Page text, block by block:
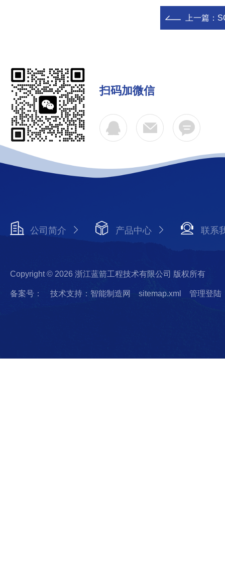
上一篇：
扫码加微信
公司简介 产品中心 联系
Copyright © 2026 浙江蓝箭工程技术有限公司 版权所有
备案号： 技术支持：智能制造网 sitemap.xml 管理登陆